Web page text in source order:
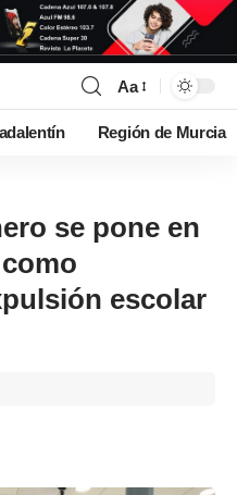
Aa
Región de Murcia
se pone en
escolar